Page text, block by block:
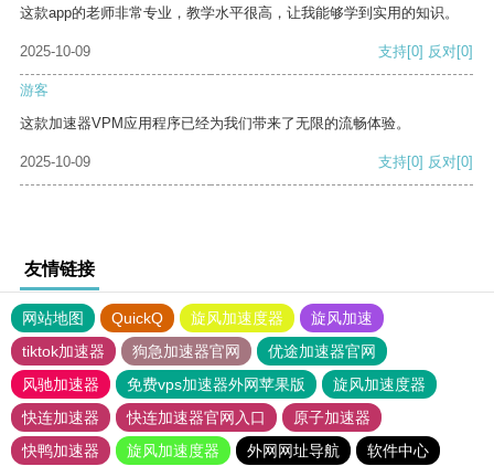
这款app的老师非常专业，教学水平很高，让我能够学到实用的知识。
2025-10-09 支持[0] 反对[0]
游客
这款加速器VPM应用程序已经为我们带来了无限的流畅体验。
2025-10-09 支持[0] 反对[0]
友情链接
网站地图 QuickQ 旋风加速度器
旋风加速
tiktok加速器
狗急加速器官网
优途加速器官网
风驰加速器
免费vps加速器外网苹果版
旋风加速度器
快连加速器
快连加速器官网入口
原子加速器
快鸭加速器
旋风加速度器 外网网址导航 软件中心